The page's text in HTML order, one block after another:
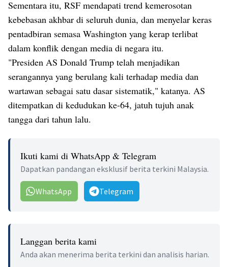
Sementara itu, RSF mendapati trend kemerosotan
kebebasan akhbar di seluruh dunia, dan menyelar keras
pentadbiran semasa Washington yang kerap terlibat
dalam konflik dengan media di negara itu.
"Presiden AS Donald Trump telah menjadikan
serangannya yang berulang kali terhadap media dan
wartawan sebagai satu dasar sistematik," katanya. AS
ditempatkan di kedudukan ke-64, jatuh tujuh anak
tangga dari tahun lalu.
Ikuti kami di WhatsApp & Telegram
Dapatkan pandangan eksklusif berita terkini Malaysia.
WhatsApp Telegram
Langgan berita kami
Anda akan menerima berita terkini dan analisis harian.